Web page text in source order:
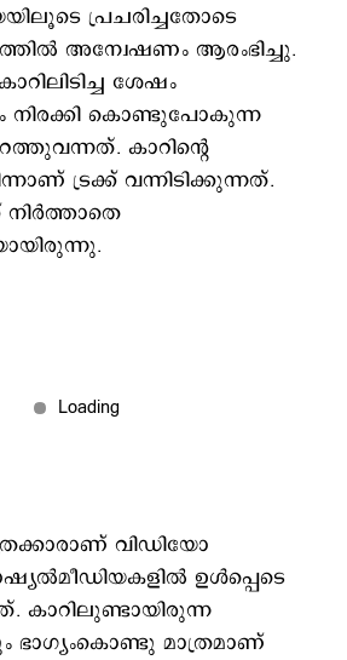
പ്രചരിച്ചതോടെ
അന്വേഷണം ആരംഭിച്ചു.
ശേഷം
നിരക്കി കൊണ്ടുപോകുന്ന
കാറിന്റെ
ട്രക്ക് വന്നിടിക്കുന്നത്.
നിര്‍ത്താതെ
വിഡിയോ
ഉള്‍പ്പെടെ
കാറിലുണ്ടായിരുന്ന
മാത്രമാണ്